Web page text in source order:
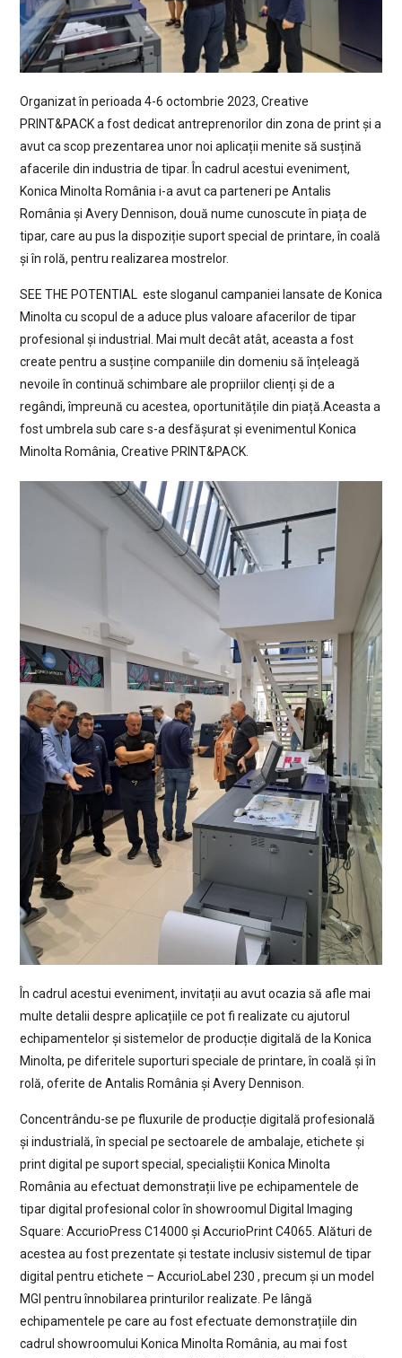
Organizat în perioada 4-6 octombrie 2023, Creative
PRINT&PACK a fost dedicat antreprenorilor din zona de print și a
avut ca scop prezentarea unor noi aplicații menite să susțină
afacerile din industria de tipar. În cadrul acestui eveniment,
Konica Minolta România i-a avut ca parteneri pe Antalis
România și Avery Dennison, două nume cunoscute în piața de
tipar, care au pus la dispoziție suport special de printare, în coală
și în rolă, pentru realizarea mostrelor.
SEE THE POTENTIAL este sloganul campaniei lansate de Konica
Minolta cu scopul de a aduce plus valoare afacerilor de tipar
profesional și industrial. Mai mult decât atât, aceasta a fost
create pentru a susține companiile din domeniu să înțeleagă
nevoile în continuă schimbare ale propriilor clienți și de a
regândi, împreună cu acestea, oportunitățile din piață.Aceasta a
fost umbrela sub care s-a desfășurat și evenimentul Konica
Minolta România, Creative PRINT&PACK.
În cadrul acestui eveniment, invitații au avut ocazia să afle mai
multe detalii despre aplicațiile ce pot fi realizate cu ajutorul
echipamentelor și sistemelor de producție digitală de la Konica
Minolta, pe diferitele suporturi speciale de printare, în coală și în
rolă, oferite de Antalis România și Avery Dennison.
Concentrându-se pe fluxurile de producție digitală profesională
și industrială, în special pe sectoarele de ambalaje, etichete și
print digital pe suport special, specialiștii Konica Minolta
România au efectuat demonstrații live pe echipamentele de
tipar digital profesional color în showroomul Digital Imaging
Square: AccurioPress C14000 și AccurioPrint C4065. Alături de
acestea au fost prezentate și testate inclusiv sistemul de tipar
digital pentru etichete – AccurioLabel 230 , precum și un model
MGI pentru înnobilarea printurilor realizate. Pe lângă
echipamentele pe care au fost efectuate demonstrațiile din
cadrul showroomului Konica Minolta România, au mai fost